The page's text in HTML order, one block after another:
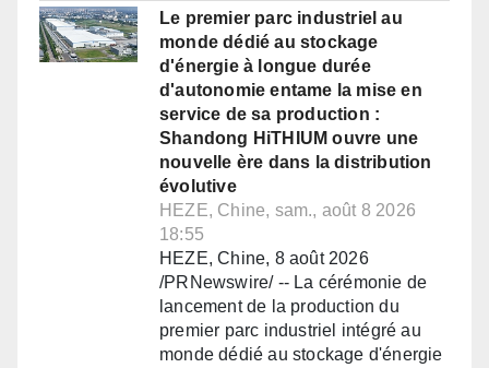
Le premier parc industriel au
monde dédié au stockage
d'énergie à longue durée
d'autonomie entame la mise en
service de sa production :
Shandong HiTHIUM ouvre une
nouvelle ère dans la distribution
évolutive
HEZE, Chine, sam., août 8 2026
18:55
HEZE, Chine, 8 août 2026
/PRNewswire/ -- La cérémonie de
lancement de la production du
premier parc industriel intégré au
monde dédié au stockage d'énergie